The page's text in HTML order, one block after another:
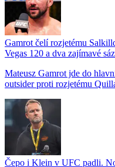
Gamrot čelí rozjetému
Vegas 120 a dva zajímavé
Mateusz Gamrot jde do
outsider proti rozjetému
Čepo i Klein v UFC padli.